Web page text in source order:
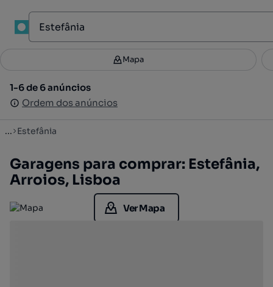
Filtros 2
1-6 de 6 anúncios
Ordem dos anúncios
Mapa
1-6 de 6 anúncios
Ordem dos anúncios
... Estefânia
Garagens para comprar: Estefânia,
Arroios, Lisboa
Ver Mapa